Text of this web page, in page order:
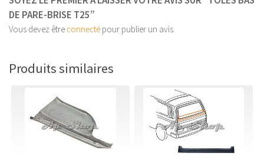
DE PARE-BRISE T25”
Vous devez être connecté pour publier un avis.
Produits similaires